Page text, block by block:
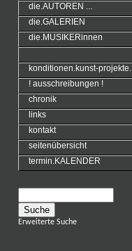
die.AUTOREN ...
die.GALERIEN
die.MUSIKERinnen
konditionen.kunst-projekte.
! ausschreibungen !
chronik
links
kontakt
seitenübersicht
termin.KALENDER
Erweiterte Suche